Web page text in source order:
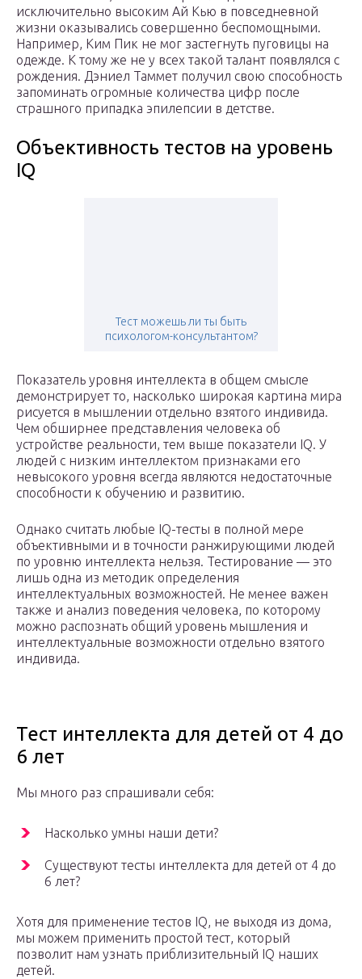
исключительно высоким Ай Кью в повседневной
жизни оказывались совершенно беспомощными.
Например, Ким Пик не мог застегнуть пуговицы на
одежде. К тому же не у всех такой талант появлялся с
рождения. Дэниел Таммет получил свою способность
запоминать огромные количества цифр после
страшного припадка эпилепсии в детстве.
Объективность тестов на уровень
IQ
Тест можешь ли ты быть
психологом-консультантом?
Показатель уровня интеллекта в общем смысле
демонстрирует то, насколько широкая картина мира
рисуется в мышлении отдельно взятого индивида.
Чем обширнее представления человека об
устройстве реальности, тем выше показатели IQ. У
людей с низким интеллектом признаками его
невысокого уровня всегда являются недостаточные
способности к обучению и развитию.
Однако считать любые IQ-тесты в полной мере
объективными и в точности ранжирующими людей
по уровню интеллекта нельзя. Тестирование — это
лишь одна из методик определения
интеллектуальных возможностей. Не менее важен
также и анализ поведения человека, по которому
можно распознать общий уровень мышления и
интеллектуальные возможности отдельно взятого
индивида.
Тест интеллекта для детей от 4 до
6 лет
Мы много раз спрашивали себя:
Насколько умны наши дети?
Существуют тесты интеллекта для детей от 4 до
6 лет?
Хотя для применение тестов IQ, не выходя из дома,
мы можем применить простой тест, который
позволит нам узнать приблизительный IQ наших
детей.